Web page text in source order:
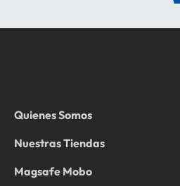
Quienes Somos
Nuestras Tiendas
Magsafe Mobo